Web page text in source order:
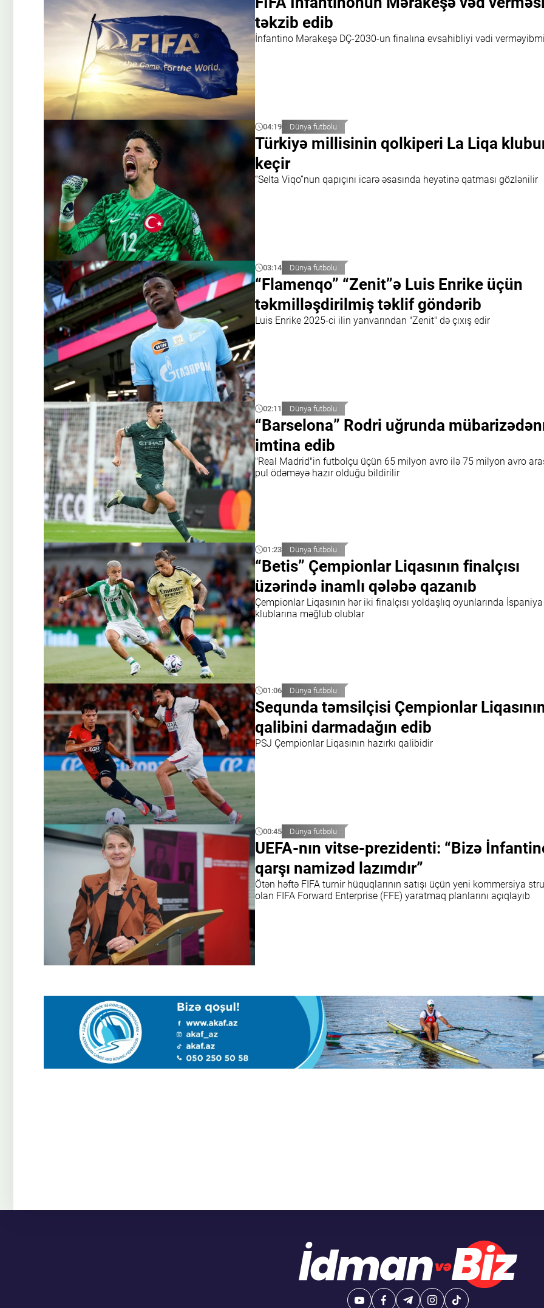
təkzib edib
İnfantino Mərakeşə DÇ-2030-un finalına evsahibliyi vədi
04:19 Dünya futbolu
Türkiyə millisinin qolkiperi La Liqa
keçir
“Selta Viqo”nun qapıçını icarə əsasında heyətinə qatması gözlənilir
03:14 Dünya futbolu
“Flamenqo” “Zenit”ə Luis Enrike üçün
təkmilləşdirilmiş təklif göndərib
Luis Enrike 2025-ci ilin yanvarından "Zenit" də çıxış edir
02:11 Dünya futbolu
“Barselona” Rodri uğrunda
imtina edib
"Real Madrid"in futbolçu üçün 65 milyon avro ilə 75 milyon avro
pul ödəməyə hazır olduğu bildirilir
01:23 Dünya futbolu
“Betis” Çempionlar Liqasının finalçısı
üzərində inamlı qələbə qazanıb
Çempionlar Liqasının hər iki finalçısı yoldaşlıq oyunlarında İspaniya
klublarına məğlub olublar
01:06 Dünya futbolu
Sequnda təmsilçisi Çempionlar
qalibini darmadağın edib
PSJ Çempionlar Liqasının hazırkı qalibidir
00:45 Dünya futbolu
UEFA-nın vitse-prezidenti: “Bizə
qarşı namizəd lazımdır”
Ötən həftə FIFA turnir hüquqlarının satışı üçün yeni kommersiya
olan FIFA Forward Enterprise (FFE) yaratmaq planlarını açıqlayıb